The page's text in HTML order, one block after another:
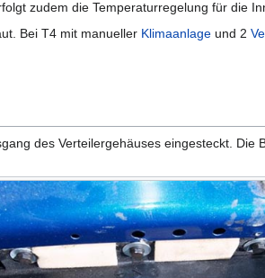
zudem die Temperaturregelung für die
Bei T4 mit manueller Klimaanlage und 2
des Verteilergehäuses eingesteckt. Die